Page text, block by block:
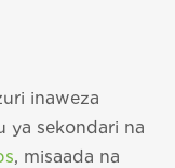
inaweza
ya sekondari na
, misaada na